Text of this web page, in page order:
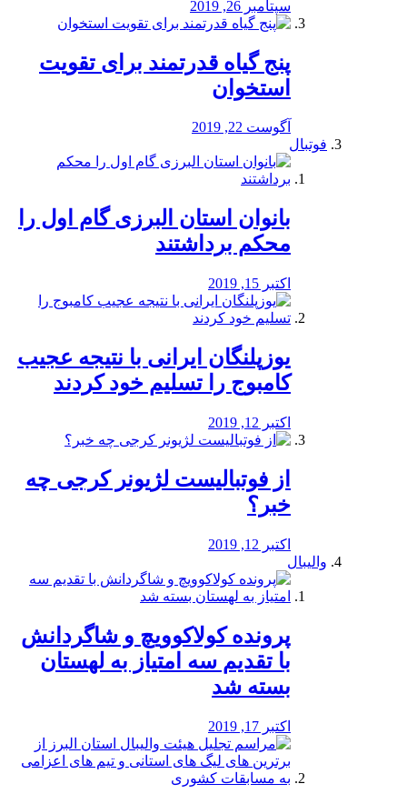
سپتامبر 26, 2019
پنج گیاه قدرتمند برای تقویت
استخوان
آگوست 22, 2019
فوتبال
بانوان استان البرزی گام اول را
محكم برداشتند
اکتبر 15, 2019
یوزپلنگان ایرانی با نتیجه عجیب
کامبوج را تسلیم خود کردند
اکتبر 12, 2019
از فوتبالیست لژیونر کرجی چه
خبر؟
اکتبر 12, 2019
والیبال
پرونده کولاکوویچ و شاگردانش
با تقدیم سه امتیاز به لهستان
بسته شد
اکتبر 17, 2019